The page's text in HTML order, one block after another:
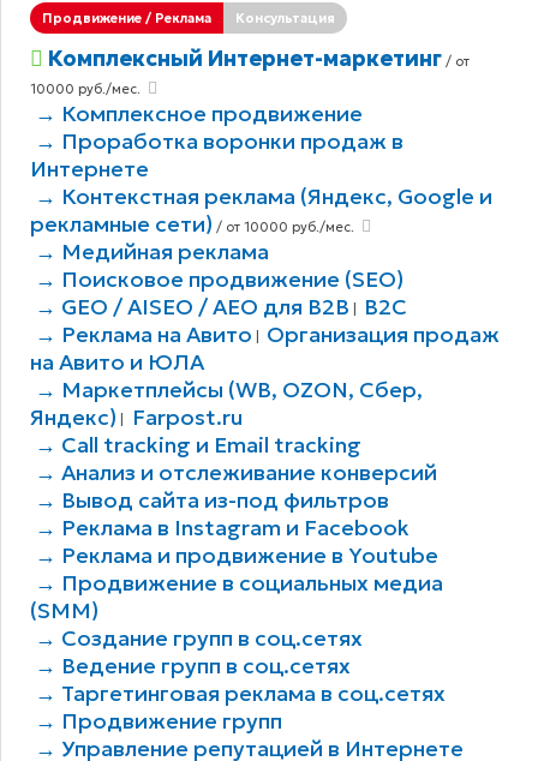
Продвижение / Реклама Консультация
Комплексный Интернет-маркетинг/ от
10000 руб./мес.
→ Комплексное продвижение
→ Проработка воронки продаж в
Интернете
→ Контекстная реклама (Яндекс, Google и
рекламные сети) / от 10000 руб./мес.
→ Медийная реклама
→ Поисковое продвижение (SEO)
→ GEO / AISEO / AEO для B2В
B2C
→ Реклама на Авито
Организация продаж
на Авито и ЮЛА
→ Маркетплейсы (WB, OZON, Сбер,
Яндекс)
Farpost.ru
→ Call tracking и Email tracking
→ Анализ и отслеживание конверсий
→ Вывод сайта из-под фильтров
→ Реклама в Instagram и Facebook
→ Реклама и продвижение в Youtube
→ Продвижение в социальных медиа
(SMM)
→ Создание групп в соц.сетях
→ Ведение групп в соц.сетях
→ Таргетинговая реклама в соц.сетях
→ Продвижение групп
→ Управление репутацией в Интернете